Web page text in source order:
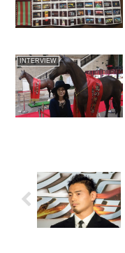
INTERVIEW